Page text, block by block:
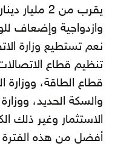
يقرب من 2
وازدواجية وإضعاف
نعم تستطيع وزارة
تنظيم قطاع
قطاع الطاقة، ووزارة
والسكة الحديد،
الاستثمار وغير ذلك
أفضل من هذه